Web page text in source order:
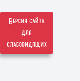
Версия сайта
для
слабовидящих